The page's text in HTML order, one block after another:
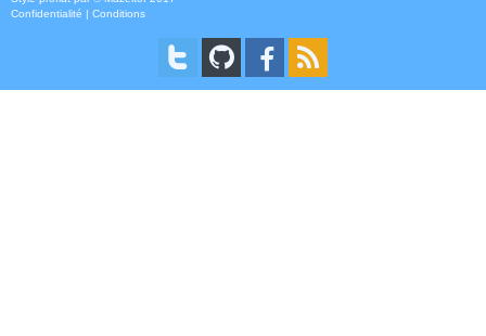
Confidentialité | Conditions